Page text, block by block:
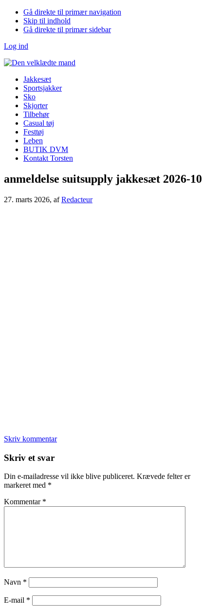
Gå direkte til primær navigation
Skip til indhold
Gå direkte til primær sidebar
Log ind
Jakkesæt
Sportsjakker
Sko
Skjorter
Tilbehør
Casual tøj
Festtøj
Leben
BUTIK DVM
Kontakt Torsten
anmeldelse suitsupply jakkesæt 2026-10
27. marts 2026, afRedacteur
Skriv kommentar
Læserinteraktioner
Skriv et svar
Din e-mailadresse vil ikke blive publiceret. Krævede felter er
markeret med *
Kommentar *
Navn *
E-mail *